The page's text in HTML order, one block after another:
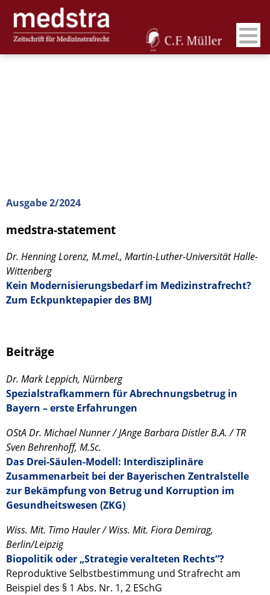
Ausgabe 2/2024
medstra-statement
Dr. Henning Lorenz, M.mel., Martin-Luther-Universität Halle-
Wittenberg
Kein Modernisierungsbedarf im Medizinstrafrecht?
Zum Eckpunktepapier des BMJ
Beiträge
Dr. Mark Leppich, Nürnberg
Spezialstrafkammern für Abrechnungsbetrug in
Bayern – erste Erfahrungen
OStA Dr. Michael Nunner / JAnge Barbara Distler B.A. / TR
Sven Behrenhoff, M.Sc.
Das Drei-Säulen-Modell: Interdisziplinäre
Zusammenarbeit bei der Bayerischen Zentralstelle
zur Bekämpfung von Betrug und Korruption im
Gesundheitswesen (ZKG)
Wiss. Mit. Timo Hauler / Wiss. Mit. Fiora Demirag,
Berlin/Leipzig
Biopolitik oder „Strategie veralteten Rechts“?
Reproduktive Selbstbestimmung und Strafrecht am
Beispiel des § 1 Abs. Nr. 1, 2 ESchG